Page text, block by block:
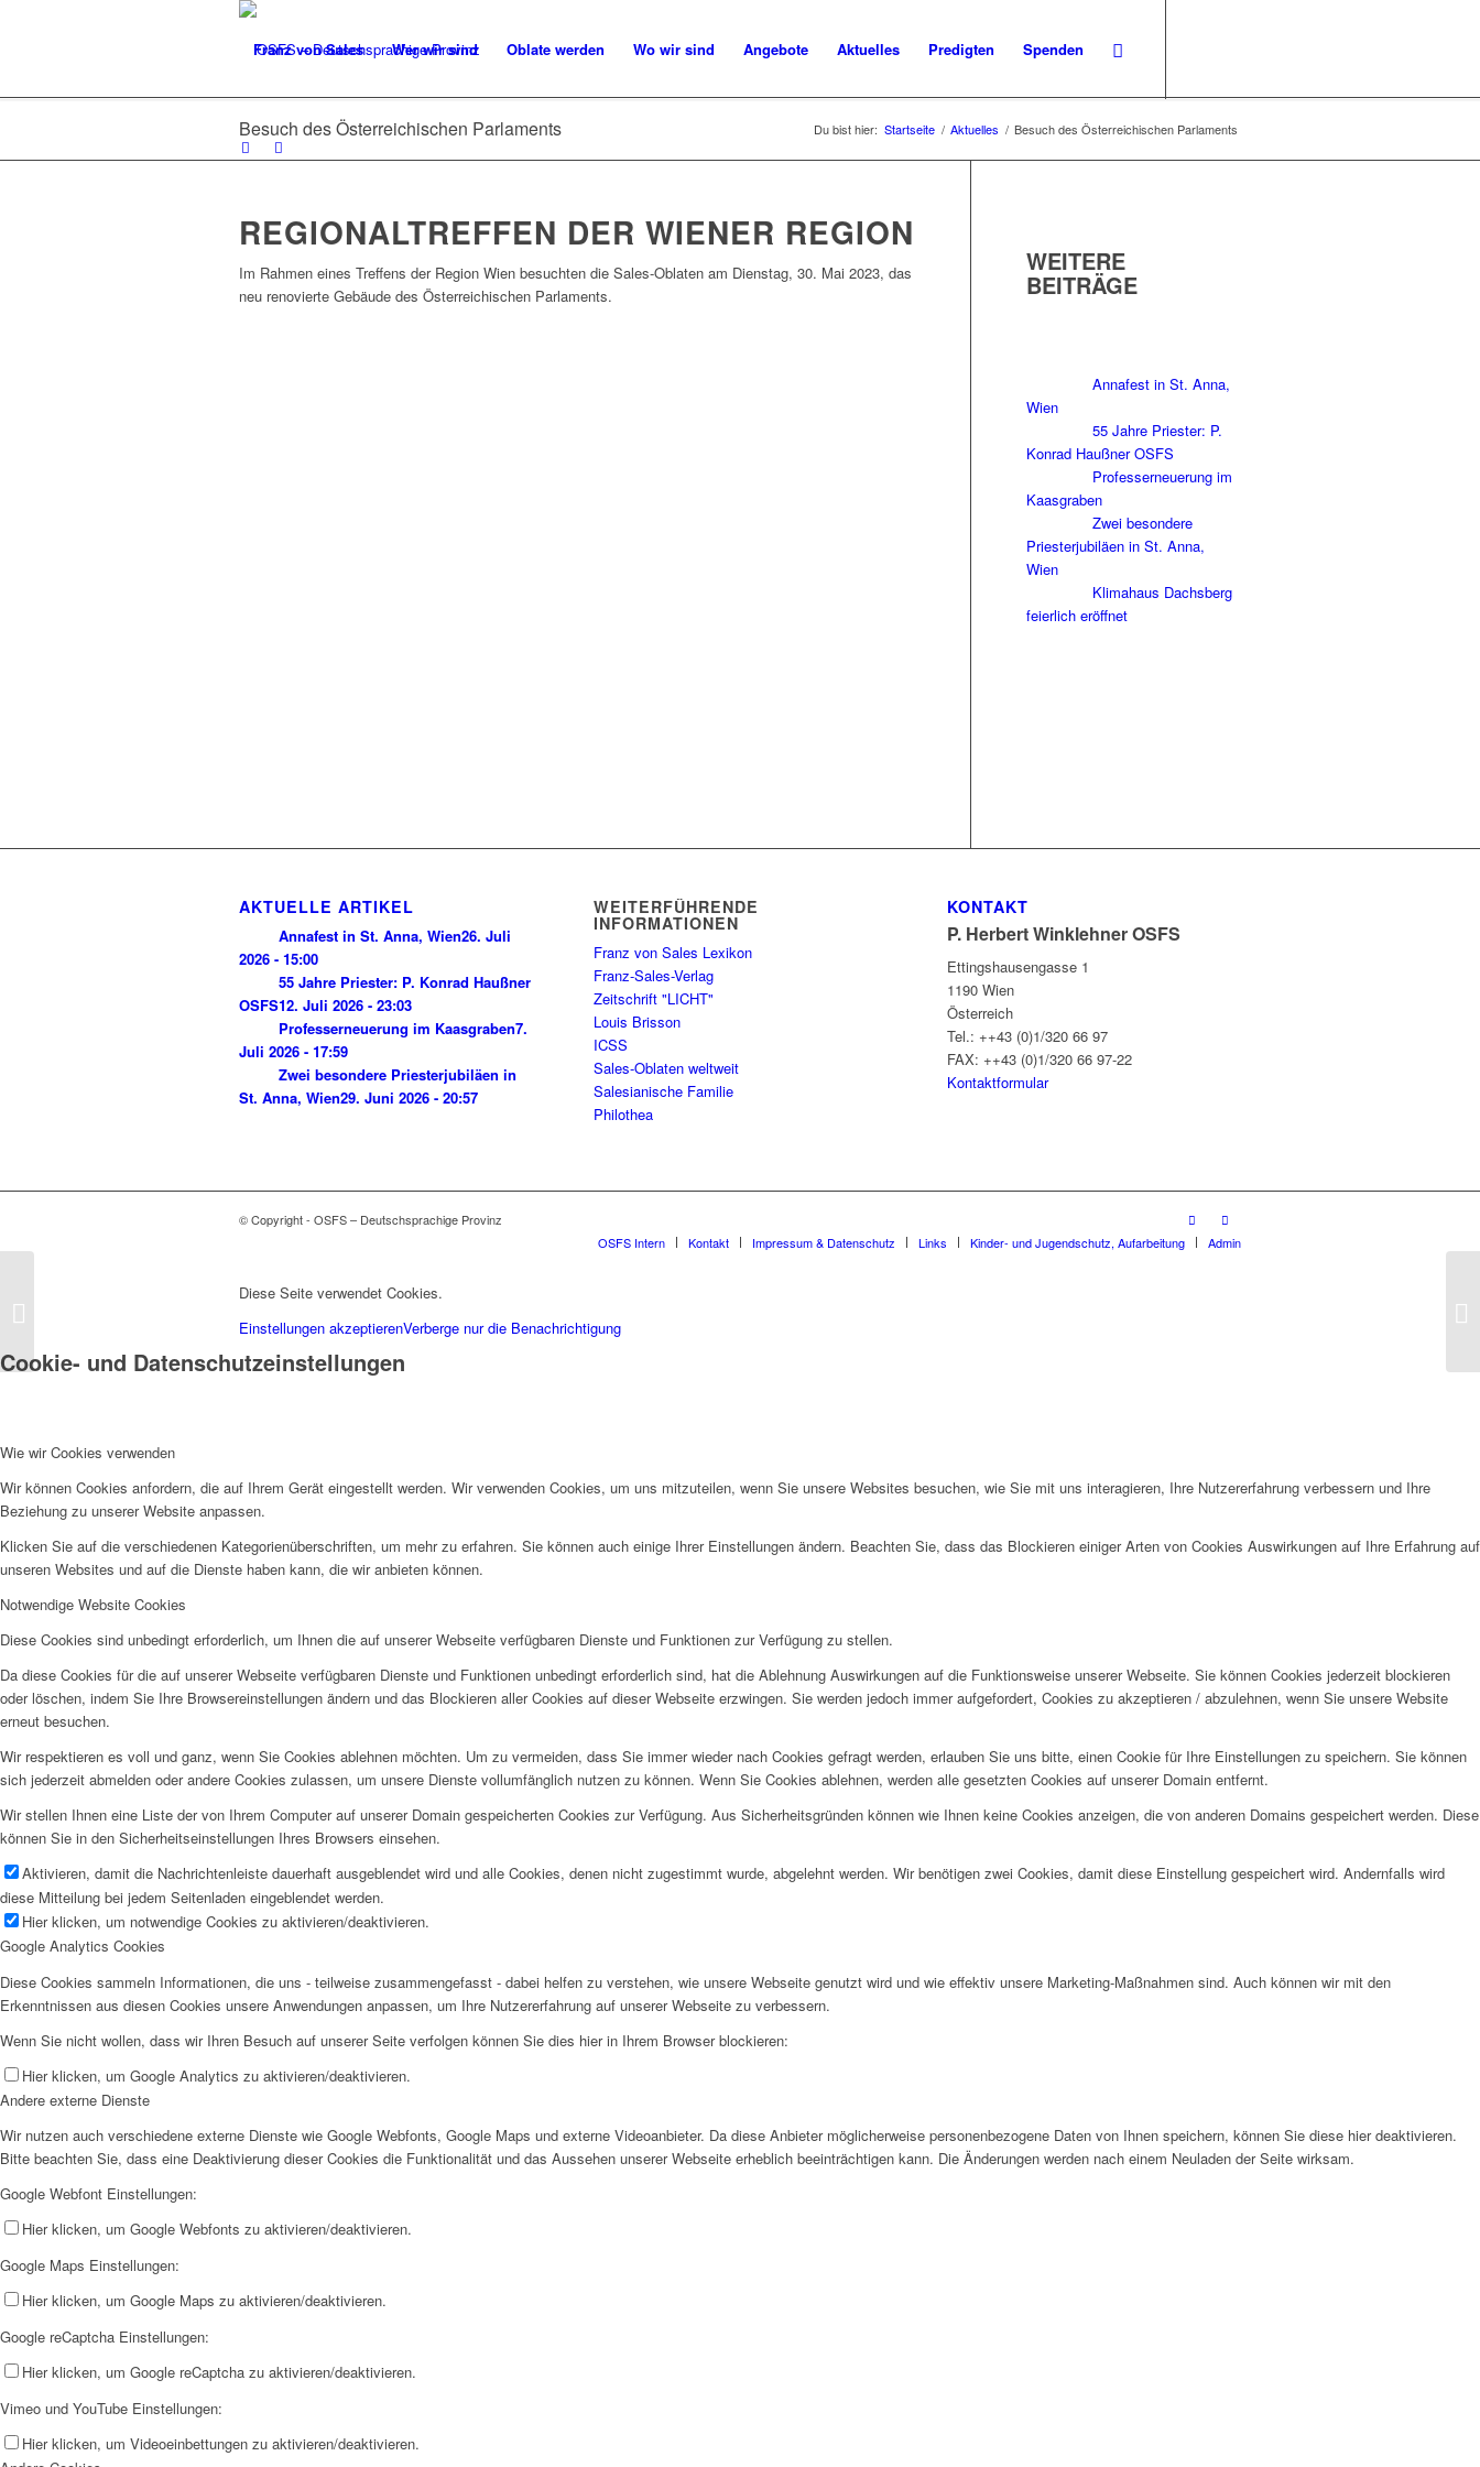
Franz von Sales Wer wir sind Oblate werden Wo wir sind Angebote Aktuelles Predigten Spenden
Besuch des Österreichischen Parlaments Du bist hier: Startseite / Aktuelles / Besuch des Österreichischen Parlaments
REGIONALTREFFEN DER WIENER REGION
Im Rahmen eines Treffens der Region Wien besuchten die Sales-Oblaten am Dienstag, 30. Mai 2023, das
neu renovierte Gebäude des Österreichischen Parlaments.
WEITERE
BEITRÄGE
Annafest in St. Anna,
Wien
55 Jahre Priester: P.
Konrad Haußner OSFS
Professerneuerung im
Kaasgraben
Zwei besondere
Priesterjubiläen in St. Anna,
Wien
Klimahaus Dachsberg
feierlich eröffnet
AKTUELLE ARTIKEL
Annafest in St. Anna, Wien26. Juli
2026 - 15:00
55 Jahre Priester: P. Konrad Haußner
OSFS12. Juli 2026 - 23:03
Professerneuerung im Kaasgraben7.
Juli 2026 - 17:59
Zwei besondere Priesterjubiläen in
St. Anna, Wien29. Juni 2026 - 20:57
WEITERFÜHRENDE
INFORMATIONEN
Franz von Sales Lexikon
Franz-Sales-Verlag
Zeitschrift "LICHT"
Louis Brisson
ICSS
Sales-Oblaten weltweit
Salesianische Familie
Philothea
KONTAKT
P. Herbert Winklehner OSFS
Ettingshausengasse 1
1190 Wien
Österreich
Tel.: ++43 (0)1/320 66 97
FAX: ++43 (0)1/320 66 97-22
Kontaktformular
© Copyright - OSFS – Deutschsprachige Provinz
OSFS Intern
Kontakt Impressum & Datenschutz Links Kinder- und Jugendschutz, Aufarbeitung Admin
Diese Seite verwendet Cookies.
Einstellungen akzeptierenVerberge nur die Benachrichtigung
Cookie- und Datenschutzeinstellungen
Wie wir Cookies verwenden
Wir können Cookies anfordern, die auf Ihrem Gerät eingestellt werden. Wir verwenden Cookies, um uns mitzuteilen, wenn Sie unsere Websites besuchen, wie Sie mit uns interagieren, Ihre Nutzererfahrung verbessern und Ihre
Beziehung zu unserer Website anpassen.
Klicken Sie auf die verschiedenen Kategorienüberschriften, um mehr zu erfahren. Sie können auch einige Ihrer Einstellungen ändern. Beachten Sie, dass das Blockieren einiger Arten von Cookies Auswirkungen auf Ihre Erfahrung auf
unseren Websites und auf die Dienste haben kann, die wir anbieten können.
Notwendige Website Cookies
Diese Cookies sind unbedingt erforderlich, um Ihnen die auf unserer Webseite verfügbaren Dienste und Funktionen zur Verfügung zu stellen.
Da diese Cookies für die auf unserer Webseite verfügbaren Dienste und Funktionen unbedingt erforderlich sind, hat die Ablehnung Auswirkungen auf die Funktionsweise unserer Webseite. Sie können Cookies jederzeit blockieren
oder löschen, indem Sie Ihre Browsereinstellungen ändern und das Blockieren aller Cookies auf dieser Webseite erzwingen. Sie werden jedoch immer aufgefordert, Cookies zu akzeptieren / abzulehnen, wenn Sie unsere Website
erneut besuchen.
Wir respektieren es voll und ganz, wenn Sie Cookies ablehnen möchten. Um zu vermeiden, dass Sie immer wieder nach Cookies gefragt werden, erlauben Sie uns bitte, einen Cookie für Ihre Einstellungen zu speichern. Sie können
sich jederzeit abmelden oder andere Cookies zulassen, um unsere Dienste vollumfänglich nutzen zu können. Wenn Sie Cookies ablehnen, werden alle gesetzten Cookies auf unserer Domain entfernt.
Wir stellen Ihnen eine Liste der von Ihrem Computer auf unserer Domain gespeicherten Cookies zur Verfügung. Aus Sicherheitsgründen können wie Ihnen keine Cookies anzeigen, die von anderen Domains gespeichert werden. Diese
können Sie in den Sicherheitseinstellungen Ihres Browsers einsehen.
Aktivieren, damit die Nachrichtenleiste dauerhaft ausgeblendet wird und alle Cookies, denen nicht zugestimmt wurde, abgelehnt werden. Wir benötigen zwei Cookies, damit diese Einstellung gespeichert wird. Andernfalls wird
diese Mitteilung bei jedem Seitenladen eingeblendet werden.
Hier klicken, um notwendige Cookies zu aktivieren/deaktivieren.
Google Analytics Cookies
Diese Cookies sammeln Informationen, die uns - teilweise zusammengefasst - dabei helfen zu verstehen, wie unsere Webseite genutzt wird und wie effektiv unsere Marketing-Maßnahmen sind. Auch können wir mit den
Erkenntnissen aus diesen Cookies unsere Anwendungen anpassen, um Ihre Nutzererfahrung auf unserer Webseite zu verbessern.
Wenn Sie nicht wollen, dass wir Ihren Besuch auf unserer Seite verfolgen können Sie dies hier in Ihrem Browser blockieren:
Hier klicken, um Google Analytics zu aktivieren/deaktivieren.
Andere externe Dienste
Wir nutzen auch verschiedene externe Dienste wie Google Webfonts, Google Maps und externe Videoanbieter. Da diese Anbieter möglicherweise personenbezogene Daten von Ihnen speichern, können Sie diese hier deaktivieren.
Bitte beachten Sie, dass eine Deaktivierung dieser Cookies die Funktionalität und das Aussehen unserer Webseite erheblich beeinträchtigen kann. Die Änderungen werden nach einem Neuladen der Seite wirksam.
Google Webfont Einstellungen:
Hier klicken, um Google Webfonts zu aktivieren/deaktivieren.
Google Maps Einstellungen:
Hier klicken, um Google Maps zu aktivieren/deaktivieren.
Google reCaptcha Einstellungen:
Hier klicken, um Google reCaptcha zu aktivieren/deaktivieren.
Vimeo und YouTube Einstellungen:
Hier klicken, um Videoeinbettungen zu aktivieren/deaktivieren.